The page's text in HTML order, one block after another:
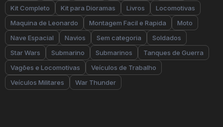
Kit Completo
Kit para Dioramas Livros
Locomotivas
Maquina de Leonardo
Montagem Facil e Rapida
Moto
Nave Espacial
Navios Sem categoria
Soldados
Star Wars
Submarino Submarinos
Tanques de Guerra
Vagões e Locomotivas
Veículos de Trabalho
Veículos Militares
War Thunder